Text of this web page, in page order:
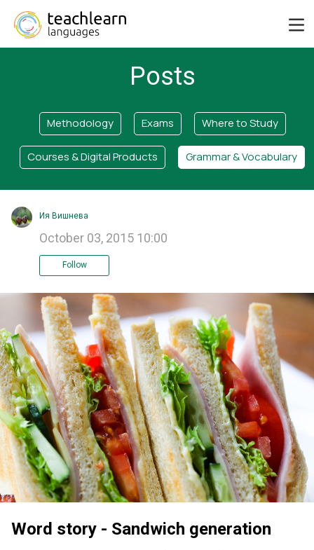
Posts
Methodology Exams Where to Study
Courses & Digital Products Grammar & Vocabulary
Ия Вишнева
October 03, 2015 10:00
Follow
Word story - Sandwich generation